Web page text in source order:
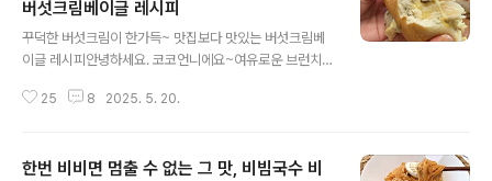
버섯크림베이글 레시피
꾸덕한 버섯크림이 한가득~ 맛집보다 맛있는 버섯크림베
이글 레시피안녕하세요. 코코언니에요~여유로운 브런치가
데요^^ 고소하게 구운 베이글 사이에 꾸덕한 버섯크림소스
의 메뉴랍니다. 한입 베어물면 고급스러운 맛이 입안 가득
25 8 2025. 5. 20.
한번 비비면 멈출 수 없는 그 맛, 비빔국수 비